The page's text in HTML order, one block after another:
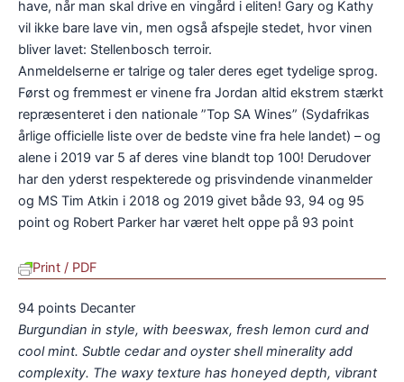
have, når man skal drive en vingård i eliten! Gary og Kathy
vil ikke bare lave vin, men også afspejle stedet, hvor vinen
bliver lavet: Stellenbosch terroir.
Anmeldelserne er talrige og taler deres eget tydelige sprog.
Først og fremmest er vinene fra Jordan altid ekstrem stærkt
repræsenteret i den nationale ”Top SA Wines” (Sydafrikas
årlige officielle liste over de bedste vine fra hele landet) – og
alene i 2019 var 5 af deres vine blandt top 100! Derudover
har den yderst respekterede og prisvindende vinanmelder
og MS Tim Atkin i 2018 og 2019 givet både 93, 94 og 95
point og Robert Parker har været helt oppe på 93 point
Print / PDF
94 points Decanter
Burgundian in style, with beeswax, fresh lemon curd and
cool mint. Subtle cedar and oyster shell minerality add
complexity. The waxy texture has honeyed depth, vibrant